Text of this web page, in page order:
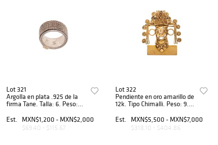
Lot 321
Argolla en plata .925 de la
firma Tane. Talla: 6. Peso:
Est.
MXN$1,200 - MXN$2,000
$69.40 - $115.67
Lot 322
Pendiente en oro amarillo de
12k. Tipo Chimalli. Peso: 9.6
Est.
MXN$5,500 - MXN$7,000
$318.10 - $404.86